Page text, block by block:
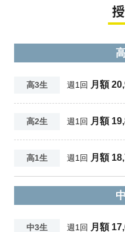
高3生 週1回 月額
高2生 週1回 月額
高1生 週1回 月額
中3生 週1回 月額